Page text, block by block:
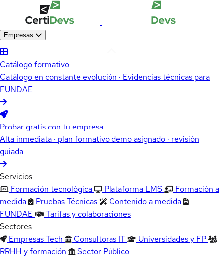
Empresas
Catálogo formativo
Catálogo en constante evolución · Evidencias técnicas para
FUNDAE
Probar gratis con tu empresa
Alta inmediata · plan formativo demo asignado · revisión
guiada
Servicios
Formación tecnológica
Plataforma LMS
Formación a
medida
Pruebas Técnicas
Contenido a medida
FUNDAE
Tarifas y colaboraciones
Sectores
Empresas Tech
Consultoras IT
Universidades y FP
RRHH y formación
Sector Público